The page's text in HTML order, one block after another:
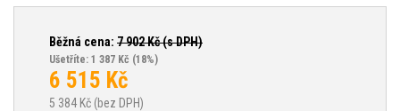
Běžná cena: 7 902Kč (s DPH)
Ušetříte: 1 387 Kč (18%)
6 515 Kč
5 384 Kč (bez DPH)